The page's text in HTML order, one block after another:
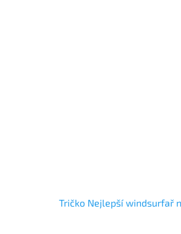
Tričko Nejlepší windsurfař